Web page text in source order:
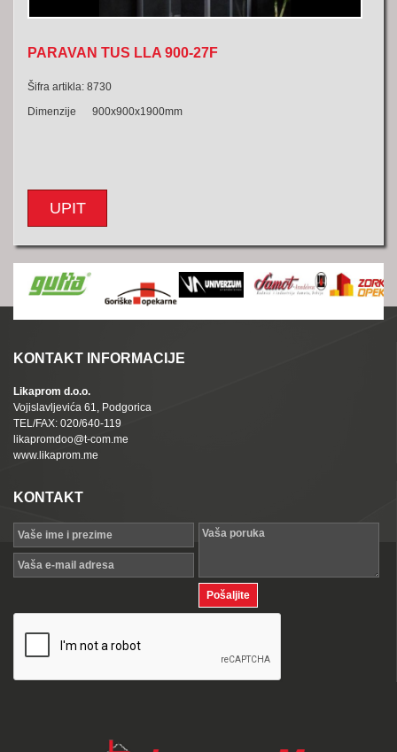
PARAVAN TUS LLA 900-27F
Šifra artikla: 8730
Dimenzije 900x900x1900mm
UPIT
KONTAKT INFORMACIJE
Likaprom d.o.o.
Vojislavljevića 61, Podgorica
TEL/FAX: 020/640-119
likapromdoo@t-com.me
www.likaprom.me
KONTAKT